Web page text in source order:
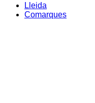
Lleida
Comarques